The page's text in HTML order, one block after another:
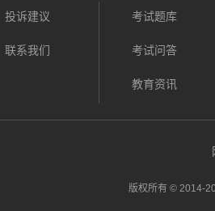
投诉建议
联系我们
考试题库
考试问答
教育资讯
版权所有 © 2014-